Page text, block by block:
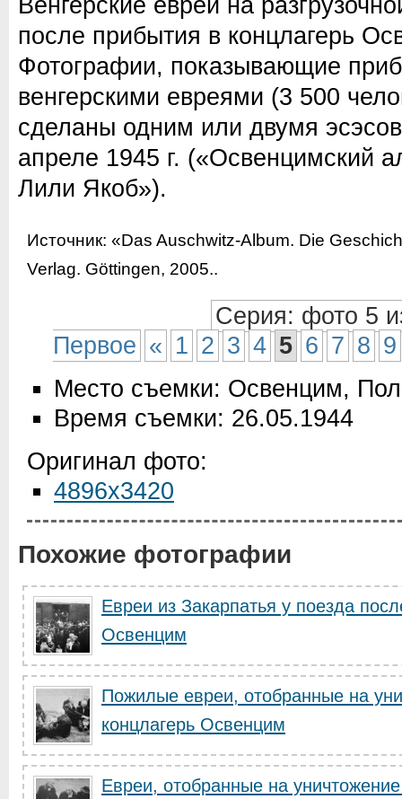
после прибытия в концлагерь
Фотографии, показывающие
венгерскими евреями (3 500
сделаны одним или двумя
апреле 1945 г. («Освенцимский
Лили Якоб»).
Источник: «Das Auschwitz-Album. Die
Verlag. Göttingen, 2005..
Серия: фото 5
Первое « 1 2 3 4 5 6 7 8 9
Место съемки: Освенцим,
Время съемки: 26.05.1944
Оригинал фото:
4896x3420
Похожие фотографии
Евреи из Закарпатья у поезда
Освенцим
Пожилые евреи, отобранные на
концлагерь Освенцим
Евреи, отобранные на